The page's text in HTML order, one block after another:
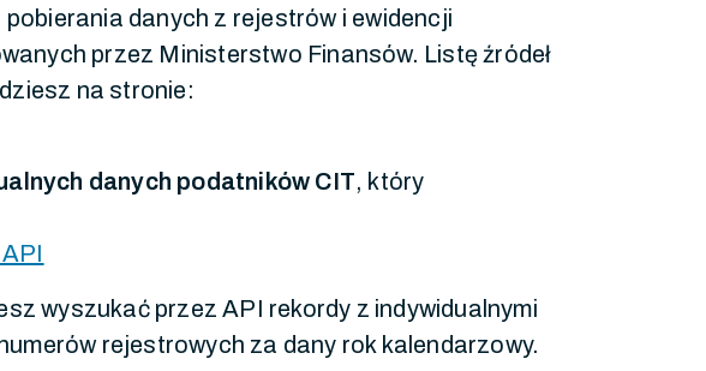
danych z rejestrów i ewidencji
przez Ministerstwo Finansów. Listę źródeł
na stronie:
danych podatników CIT, który
wyszukać przez API rekordy z indywidualnymi
rejestrowych za dany rok kalendarzowy.